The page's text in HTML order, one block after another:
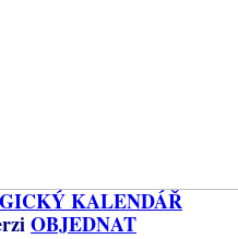
KALENDÁŘ
OBJEDNAT